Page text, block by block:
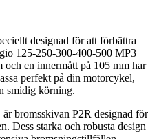
designad för att förbättra
125-250-300-400-500 MP3
en innermått på 105 mm har
perfekt på din motorcykel,
smidig körning.
bromsskivan P2R designad för
Dess starka och robusta design